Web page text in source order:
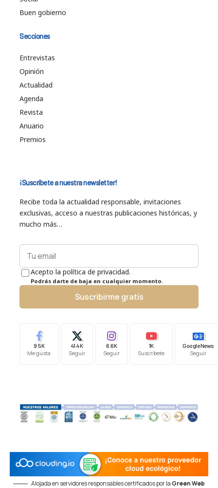
Buen gobierno
Secciones
Entrevistas
Opinión
Actualidad
Agenda
Revista
Anuario
Premios
¡Suscríbete a nuestra newsletter!
Recibe toda la actualidad responsable, invitaciones
exclusivas, acceso a nuestras publicaciones históricas, y
mucho más…
Acepto la política de privacidad.
Podrás darte de baja en cualquier momento.
Suscribirme gratis
9.5K
Me gusta
41.4K
Seguir
6.6K
Seguir
1K
Suscríbete
Google News
Seguir
Alojada en servidores responsables certificados por la Green Web